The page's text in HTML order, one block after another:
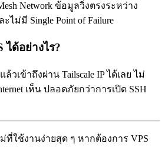
Network ข้อมูลวิ่งตรงระหว่าง
ม่มี Single Point of Failure
ได้อย่างไร?
ล้วเข้าถึงผ่าน Tailscale IP ได้เลย ไม่
เห็น ปลอดภัยกว่าการเปิด SSH
ที่ใช้งานง่ายสุด ๆ หากต้องการ VPS